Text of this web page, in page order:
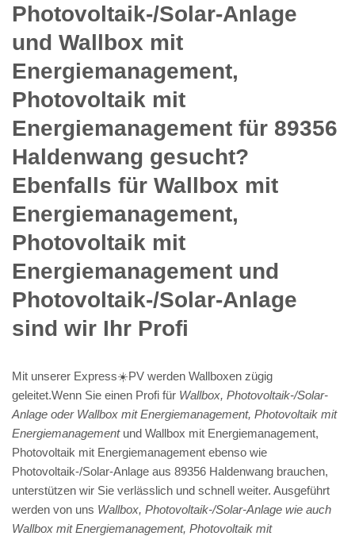
Photovoltaik-/Solar-Anlage
und Wallbox mit
Energiemanagement,
Photovoltaik mit
Energiemanagement für 89356
Haldenwang gesucht?
Ebenfalls für Wallbox mit
Energiemanagement,
Photovoltaik mit
Energiemanagement und
Photovoltaik-/Solar-Anlage
sind wir Ihr Profi
Mit unserer Express☀️PV️ werden Wallboxen zügig
geleitet.Wenn Sie einen Profi für Wallbox, Photovoltaik-/Solar-
Anlage oder Wallbox mit Energiemanagement, Photovoltaik mit
Energiemanagementund Wallbox mit Energiemanagement,
Photovoltaik mit Energiemanagement ebenso wie
Photovoltaik-/Solar-Anlage aus 89356 Haldenwang brauchen,
unterstützen wir Sie verlässlich und schnell weiter. Ausgeführt
werden von uns Wallbox, Photovoltaik-/Solar-Anlage wie auch
Wallbox mit Energiemanagement, Photovoltaik mit